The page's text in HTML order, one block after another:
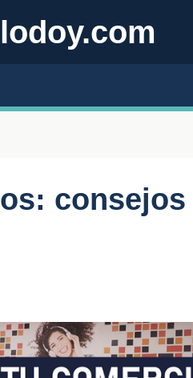
lodoy.com
consejos